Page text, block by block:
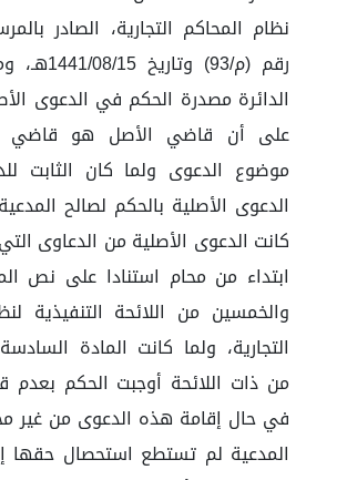
نظام المحاكم التجارية، الصادر
رقم (م/93)
الدائرة مصدرة الحكم في الدعوى
على أن قاضي الأصل هو قاضي
موضوع الدعوى ولما كان الثابت
الدعوى الأصلية بالحكم لصالح
كانت الدعوى الأصلية من الدعاوى
ابتداء من محام استنادا على نص
والخمسين من اللائحة التنفيذية
التجارية، ولما كانت المادة
من ذات اللائحة أوجبت الحكم بعدم
في حال إقامة هذه الدعوى من غير
المدعية لم تستطع استحصال حقها